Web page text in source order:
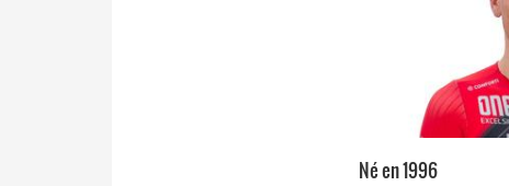
Né en 1996